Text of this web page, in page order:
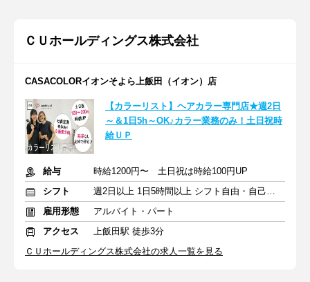
ＣＵホールディングス株式会社
CASACOLORイオンそよら上飯田（イオン）店
【カラーリスト】ヘアカラー専門店★週2日
～＆1日5h～OK♪カラー業務のみ！土日祝時
給ＵＰ
給与
時給1200円〜 土日祝は時給100円UP
シフト
週2日以上 1日5時間以上 シフト自由・自己申告
雇用形態
アルバイト・パート
アクセス
上飯田駅 徒歩3分
ＣＵホールディングス株式会社の求人一覧を見る